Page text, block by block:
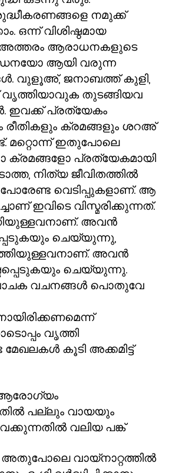
നമുക്ക്
ഒന്ന് വിശിഷ്ഠമായ
ആരാധനകളുടെ
ആയി വരുന്ന
വുളൂഅ്,ജനാബത്ത് കുളി,
വൃത്തിയാവുക തുടങ്ങിയവ
ഇവക്ക് പ്രത്യേകം
ക്രമങ്ങളും ശറഅ്
മറ്റൊന്ന് ഇതുപോലെ
പ്രത്യേകമായി
, നിത്യ ജീവിതത്തിൽ
വെടിപ്പുകളാണ്. ആ
ഇവിടെ വിസ്മരിക്കുന്നത്.
അവൻ
ചെയ്യുന്നു,
അവൻ
ചെയ്യുന്നു.
വചനങ്ങൾ പൊതുവേ
വൃത്തി
മേഖലകൾ കൂടി അക്കമിട്ട്
പല്ലും വായയും
വലിയ പങ്ക്
അതുപോലെ വായ്നാറ്റത്തിൽ